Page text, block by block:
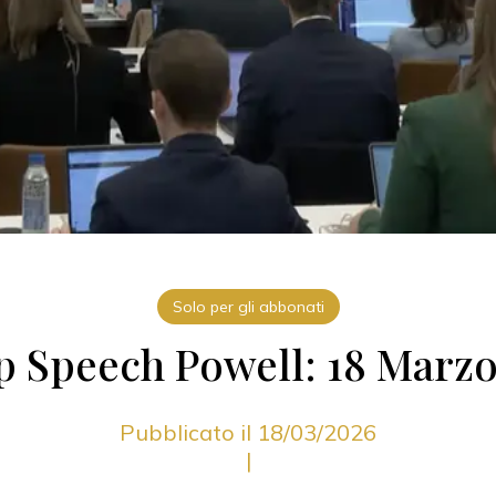
Solo per gli abbonati
Speech Powell: 18
Pubblicato il 18/03/2026
|